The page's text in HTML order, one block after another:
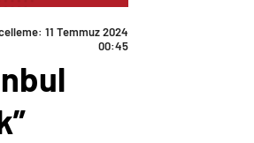
11 Temmuz 2024
00:45